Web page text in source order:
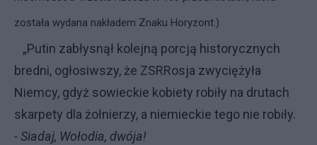
została wydana nakładem Znaku Horyzont.)
„Putin zabłysnął kolejną porcją historycznych
bredni, ogłosiwszy, że ZSRRosja zwyciężyła
Niemcy, gdyż sowieckie kobiety robiły na drutach
skarpety dla żołnierzy, a niemieckie tego nie robiły.
- Siadaj, Wołodia, dwója!